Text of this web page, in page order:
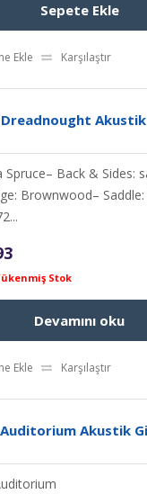
Sepete Ekle
Ekle Karşılaştır
Dreadnought
Spruce– Back & Sides:
Brownwood–
Stok
Devamını oku
Ekle Karşılaştır
Auditorium Akustik